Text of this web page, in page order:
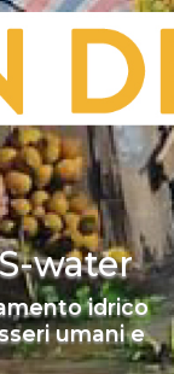
water
idrico
umani e